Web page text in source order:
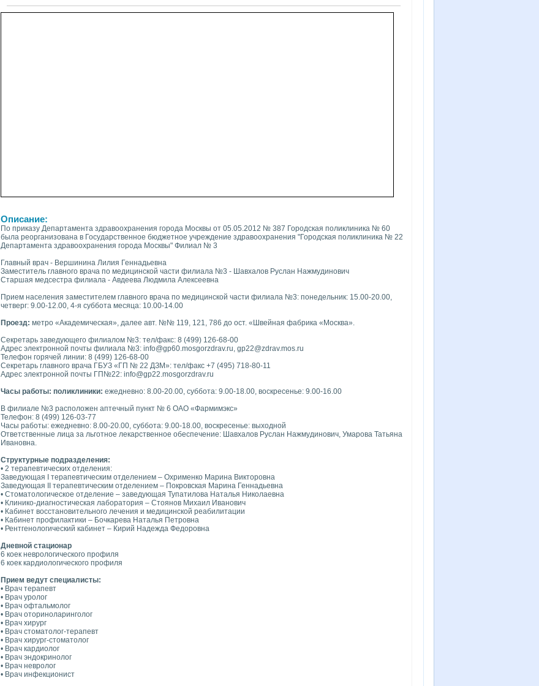
Описание:
По приказу Департамента здравоохранения города Москвы от 05.05.2012 № 387 Городская поликлиника № 60
была реорганизована в Государственное бюджетное учреждение здравоохранения "Городская поликлиника № 22
Департамента здравоохранения города Москвы" Филиал № 3
Главный врач - Вершинина Лилия Геннадьевна
Заместитель главного врача по медицинской части филиала №3 - Шавхалов Руслан Нажмудинович
Старшая медсестра филиала - Авдеева Людмила Алексеевна
Прием населения заместителем главного врача по медицинской части филиала №3: понедельник: 15.00-20.00,
четверг: 9.00-12.00, 4-я суббота месяца: 10.00-14.00
Проезд: метро «Академическая», далее авт. №№ 119, 121, 786 до ост. «Швейная фабрика «Москва».
Секретарь заведующего филиалом №3: тел/факс: 8 (499) 126-68-00
Адрес электронной почты филиала №3: info@gp60.mosgorzdrav.ru, gp22@zdrav.mos.ru
Телефон горячей линии: 8 (499) 126-68-00
Секретарь главного врача ГБУЗ «ГП № 22 ДЗМ»: тел/факс +7 (495) 718-80-11
Адрес электронной почты ГП№22: info@gp22.mosgorzdrav.ru
Часы работы: поликлиники: ежедневно: 8.00-20.00, суббота: 9.00-18.00, воскресенье: 9.00-16.00
В филиале №3 расположен аптечный пункт № 6 ОАО «Фармимэкс»
Телефон: 8 (499) 126-03-77
Часы работы: ежедневно: 8.00-20.00, суббота: 9.00-18.00, воскресенье: выходной
Ответственные лица за льготное лекарственное обеспечение: Шавхалов Руслан Нажмудинович, Умарова Татьяна
Ивановна.
Структурные подразделения:
• 2 терапевтических отделения:
Заведующая I терапевтическим отделением – Охрименко Марина Викторовна
Заведующая II терапевтическим отделением – Покровская Марина Геннадьевна
• Стоматологическое отделение – заведующая Тупатилова Наталья Николаевна
• Клинико-диагностическая лаборатория – Стоянов Михаил Иванович
• Кабинет восстановительного лечения и медицинской реабилитации
• Кабинет профилактики – Бочкарева Наталья Петровна
• Рентгенологический кабинет – Кирий Надежда Федоровна
Дневной стационар
6 коек неврологического профиля
6 коек кардиологического профиля
Прием ведут специалисты:
• Врач терапевт
• Врач уролог
• Врач офтальмолог
• Врач оториноларинголог
• Врач хирург
• Врач стоматолог-терапевт
• Врач хирург-стоматолог
• Врач кардиолог
• Врач эндокринолог
• Врач невролог
• Врач инфекционист